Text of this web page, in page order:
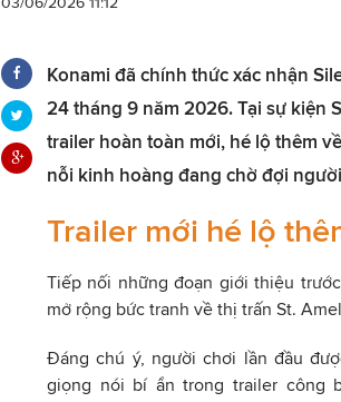
Konami đã chính thức xác nhận
24 tháng 9 năm 2026. Tại sự kiện
trailer hoàn toàn mới, hé lộ thêm
nỗi kinh hoàng đang chờ đợi
Trailer mới hé lộ
Tiếp nối những đoạn giới thiệu
mở rộng bức tranh về thị trấn St.
Đáng chú ý, người chơi lần đầu
giọng nói bí ẩn trong trailer công